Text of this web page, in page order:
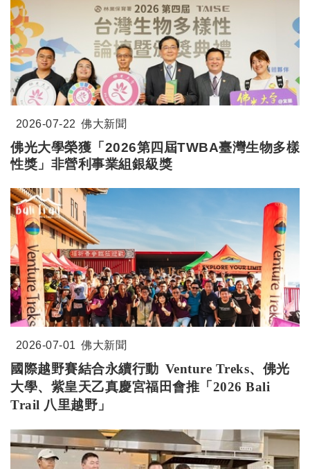
2026-07-22 佛大新聞
佛光大學榮獲「2026第四屆TWBA臺灣生物多樣
性獎」非營利事業組銀級獎
2026-07-01 佛大新聞
國際越野賽結合永續行動 Venture Treks、佛光
大學、紫皇天乙真慶宮福田會推「2026 Bali
Trail 八里越野」